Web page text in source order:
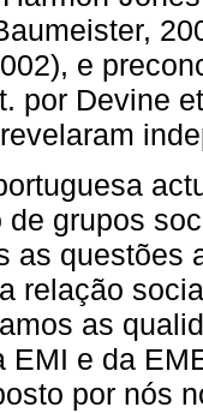
e
por Devine
de grupos
as questões
relação
as
EMI e da
por nós